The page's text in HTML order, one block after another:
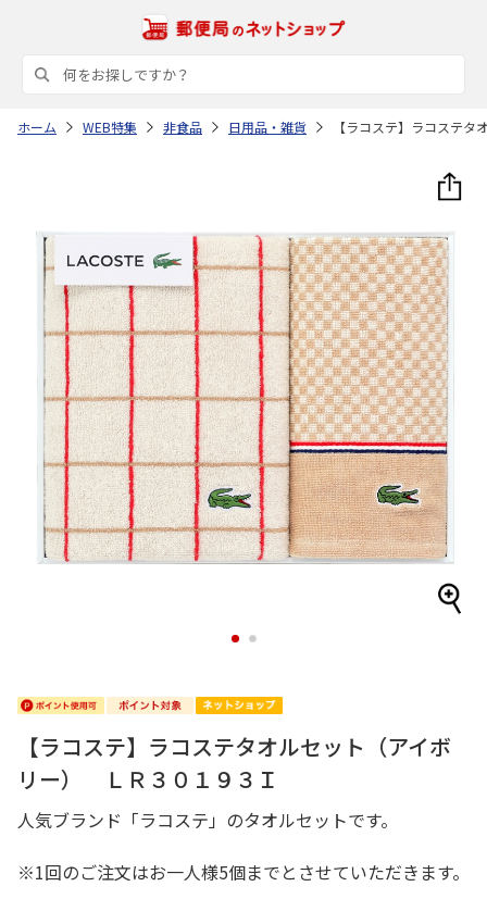
ホーム WEB特集 非食品 日用品・雑貨 【ラコステ】ラコステ
1 2
【ラコステ】ラコステタオルセット（アイボ
リー） ＬＲ３０１９３Ｉ
人気ブランド「ラコステ」のタオルセットです。
※1回のご注文はお一人様5個までとさせていただきます。